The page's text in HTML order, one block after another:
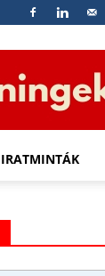
IRATMINTÁK